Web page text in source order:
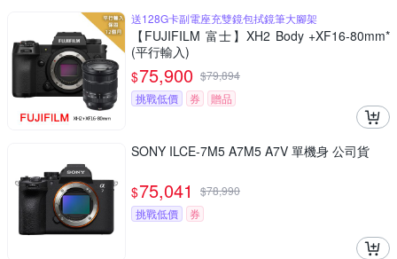
送128G卡副電座充雙鏡包拭鏡筆大腳架
【FUJIFILM 富士】XH2 Body +XF16-80mm*
(平行輸入)
$75,900 $79,894
挑戰低價
券 贈品
SONY ILCE-7M5 A7M5 A7V 單機身 公司貨
$75,041 $78,990
挑戰低價
券